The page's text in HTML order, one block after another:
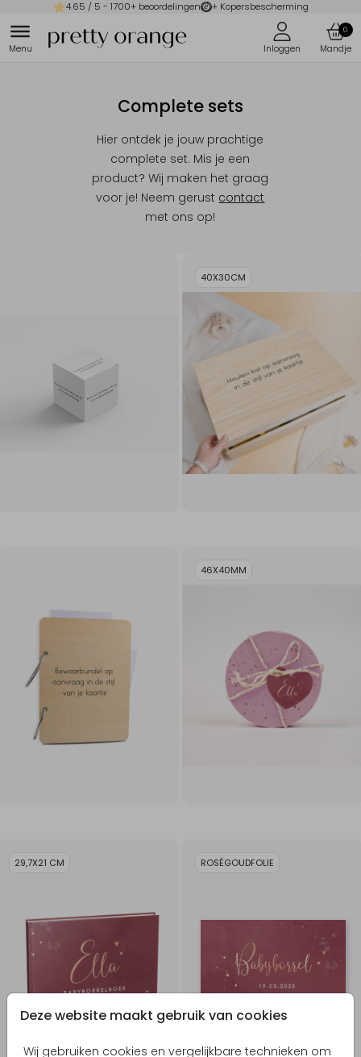
4.65 / 5 - 1700+ beoordelingen + Kopersbescherming
0
Deze website maakt gebruik van cookies
Wij gebruiken cookies en vergelijkbare technieken om
Complete sets
Hier ontdek je jouw prachtige
complete set. Mis je een
product? Wij maken het graag
voor je! Neem gerust contact
met ons op!
40X30CM
46X40MM
29,7X21 CM ROSÉGOUDFOLIE